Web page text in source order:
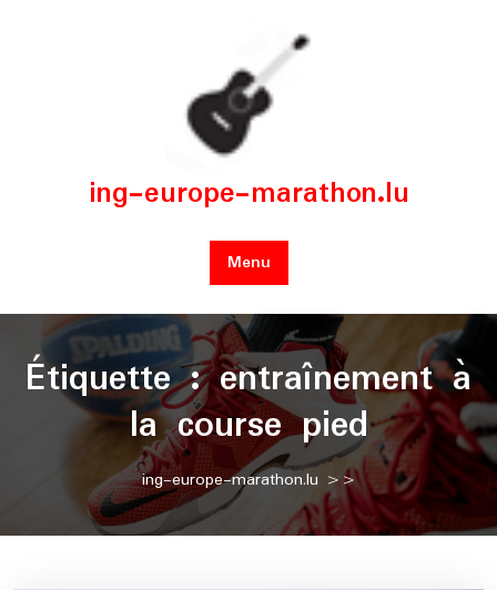
ing-europe-marathon.lu
Menu
Étiquette :entraînement à
la course pied
ing-europe-marathon.lu >>